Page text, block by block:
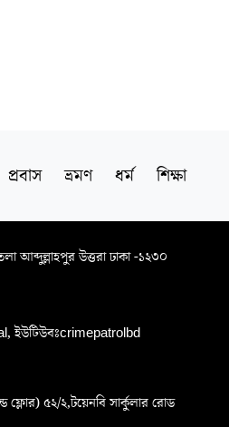
প্রবাস ভ্রমণ ধর্ম শিক্ষা
আব্দুল্লাহপুর উত্তরা ঢাকা -১২৩০
ইউটিউবঃcrimepatrolbd
ফ্লোর) ৫২/২,টয়েনবি সার্কুলার রোড